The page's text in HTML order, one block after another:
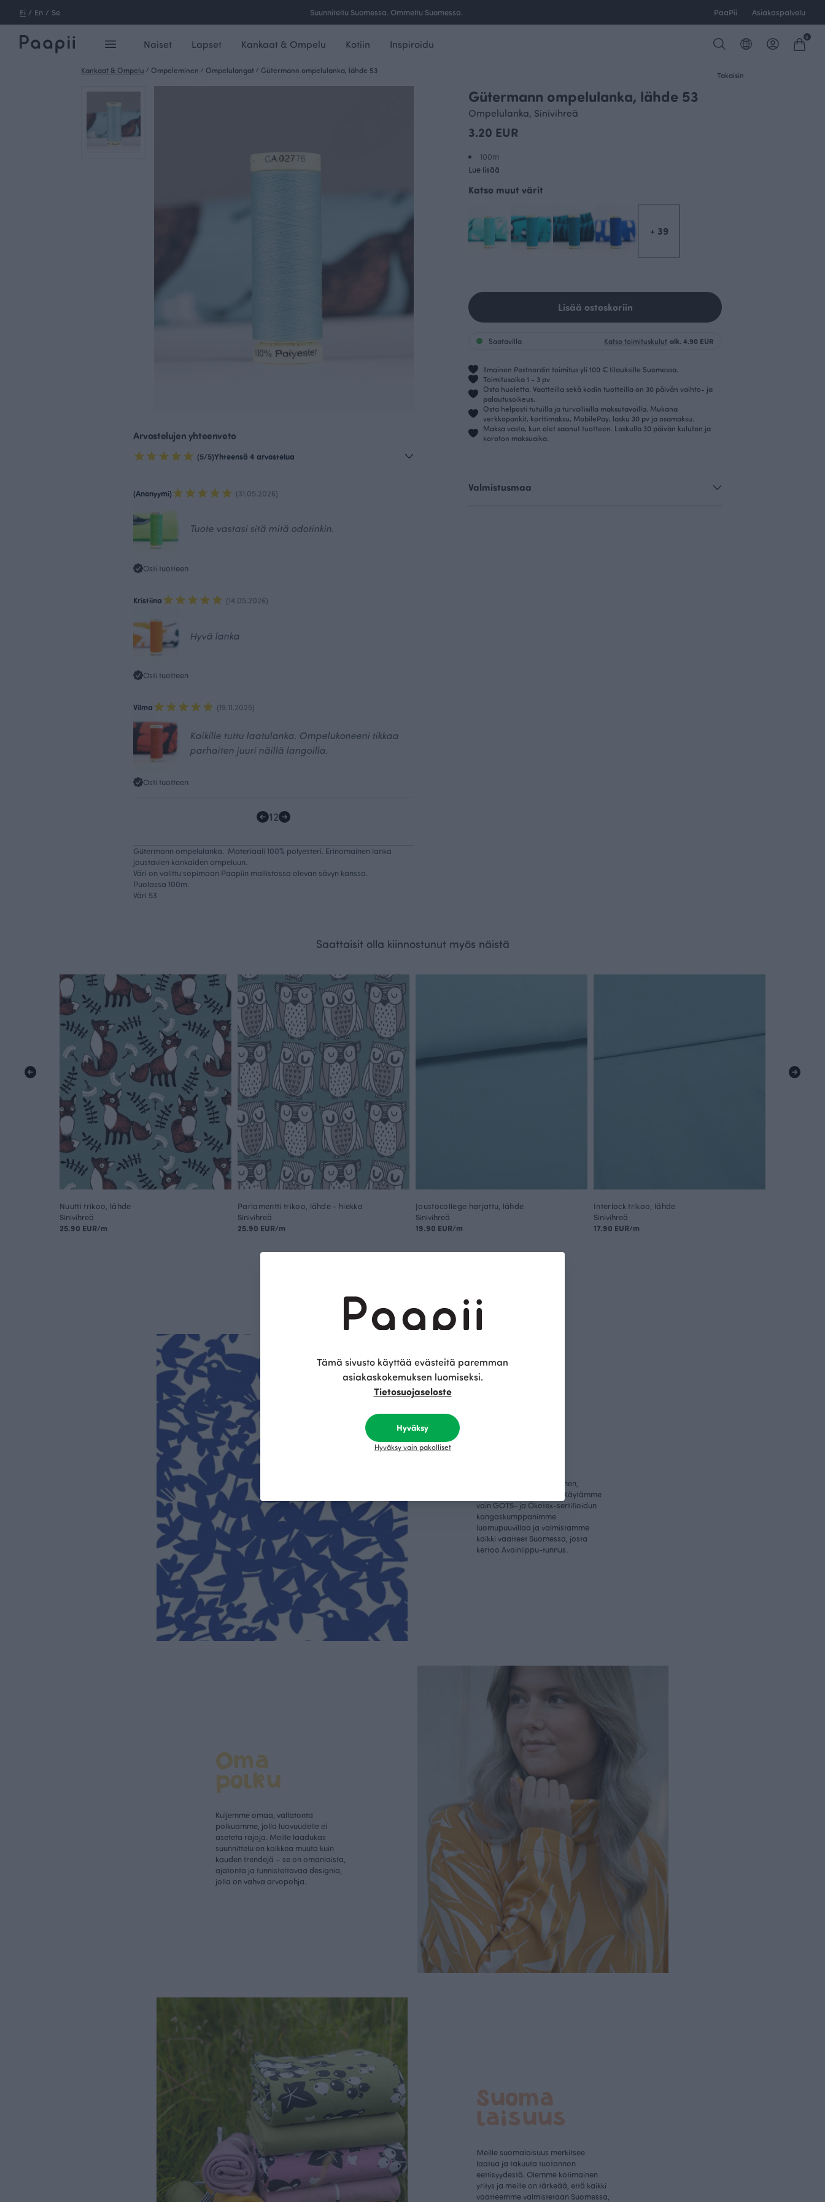
Fi / En / Se Ilmainen toimitus yli 100 € tilauksille Suomessa. PaaPii Asiakaspalvelu
Naiset Lapset Kankaat & Ompelu Kotiin Inspiroidu
0
Kankaat & Ompelu / Ompeleminen / Ompelulangat / Gütermann ompelulanka, lähde 53 Takaisin
Arvostelujen yhteenveto
(5/5)Yhteensä 4 arvostelua
(Anonyymi) (31.05.2026)
Tuote vastasi sitä mitä odotinkin.
Osti tuotteen
Kristiina (14.05.2026)
Hyvä lanka
Osti tuotteen
Vilma (19.11.2025)
Kaikille tuttu laatulanka. Ompelukoneeni tikkaa
parhaiten juuri näillä langoilla.
Osti tuotteen
12
Gütermann ompelulanka. Materiaali 100% polyesteri. Erinomainen lanka
joustavien kankaiden ompeluun.
Väri on valittu sopimaan Paapiin mallistossa olevan sävyn kanssa.
Puolassa 100m.
Väri 53
Gütermann ompelulanka, lähde 53
Ompelulanka, Sinivihreä
3.20 EUR
100m
Lue lisää
Katso muut värit
+ 39
Lisää ostoskoriin
Saatavilla Katso toimituskulut alk. 4.90 EUR
Ilmainen Postnordin toimitus yli 100 € tilauksille Suomessa.
Toimitusaika 1 - 3 pv
Osta huoletta. Vaatteilla sekä kodin tuotteilla on 30 päivän vaihto- ja
palautusoikeus.
Osta helposti tutuilla ja turvallisilla maksutavoilla. Mukana
verkkopankit, korttimaksu, MobilePay, lasku 30 pv ja osamaksu.
Maksa vasta, kun olet saanut tuotteen. Laskulla 30 päivän kuluton ja
koroton maksuaika.
Valmistusmaa
Saattaisit olla kiinnostunut myös näistä
Nuutti trikoo, lähde
Sinivihreä
25.90 EUR/m
Parlamentti trikoo, lähde - hiekka
Sinivihreä
25.90 EUR/m
Joustocollege harjattu, lähde
Sinivihreä
19.90 EUR/m
Interlock trikoo, lähde
Sinivihreä
17.90 EUR/m
Tämä on Paapii
Olemme aidosti vastuullinen,
kotimainen designyritys. Käytämme
vain GOTS- ja Ökotex-sertifioidun
kangaskumppanimme
luomupuuvillaa ja valmistamme
kaikki vaatteet Suomessa, josta
kertoo Avainlippu-tunnus.
Oma
polku
Kuljemme omaa, vallatonta
polkuamme, jolla luovuudelle ei
aseteta rajoja. Meille laadukas
suunnittelu on kaikkea muuta kuin
kauden trendejä – se on omanlaista,
ajatonta ja tunnistettavaa designia,
jolla on vahva arvopohja.
Suoma
laisuus
Meille suomalaisuus merkitsee
laatua ja takuuta tuotannon
eettisyydestä. Olemme kotimainen
yritys ja meille on tärkeää, että kaikki
vaatteemme valmistetaan Suomessa,
Tämä sivusto käyttää evästeitä paremman
asiakaskokemuksen luomiseksi.
Tietosuojaseloste
Hyväksy
Hyväksy vain pakolliset